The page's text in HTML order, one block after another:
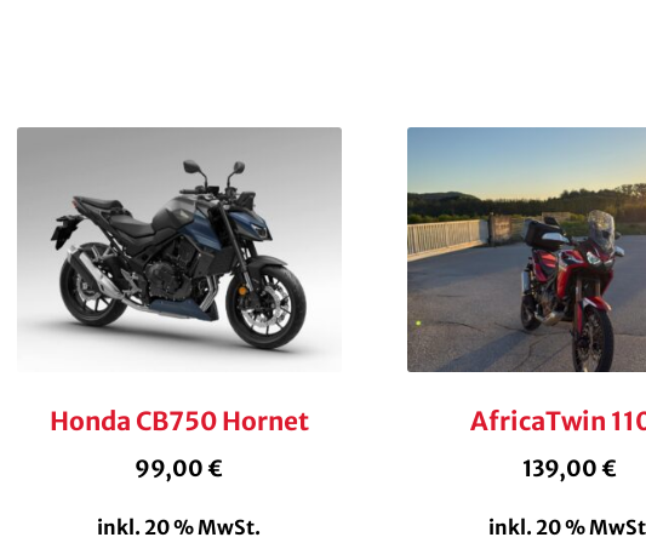
Honda CB750 Hornet
99,00€
inkl. 20 % MwSt.
AfricaTwin
139,00€
inkl. 20 %